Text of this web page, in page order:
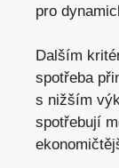
pro
Dalším
spotřeba
s nižším
spotřebují